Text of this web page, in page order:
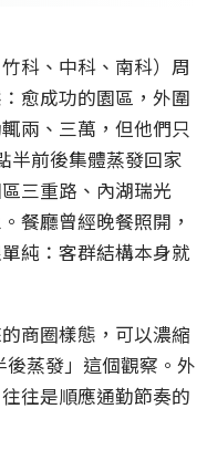
科、中科、南科）周
愈成功的園區，外圍
兩、三萬，但他們只
半前後集體蒸發回家
三重路、內湖瑞光
餐廳曾經晚餐照開，
純：客群結構本身就
商圈樣態，可以濃縮
後蒸發」這個觀察。外
往是順應通勤節奏的